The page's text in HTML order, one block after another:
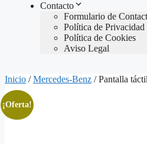
Contacto
Formulario de
Política de Privacidad
Política de Cookies
Aviso Legal
Inicio /Mercedes-Benz / Pantalla
¡Oferta!